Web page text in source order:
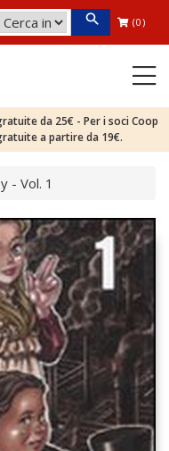
(0)
da 25€ - Per i soci Coop
a partire da 19€.
- Vol. 1